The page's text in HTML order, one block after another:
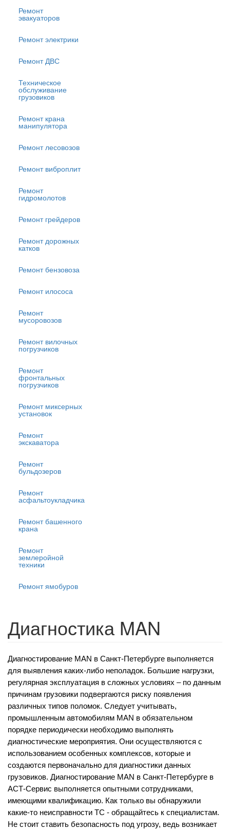
Ремонт
эвакуаторов
Ремонт электрики
Ремонт ДВС
Техническое
обслуживание
грузовиков
Ремонт крана
манипулятора
Ремонт лесовозов
Ремонт виброплит
Ремонт
гидромолотов
Ремонт грейдеров
Ремонт дорожных
катков
Ремонт бензовоза
Ремонт илососа
Ремонт
мусоровозов
Ремонт вилочных
погрузчиков
Ремонт
фронтальных
погрузчиков
Ремонт миксерных
установок
Ремонт
экскаватора
Ремонт
бульдозеров
Ремонт
асфальтоукладчика
Ремонт башенного
крана
Ремонт
землеройной
техники
Ремонт ямобуров
Диагностика MAN
Диагностирование MAN в Санкт-Петербурге выполняется
для выявления каких-либо неполадок. Большие нагрузки,
регулярная эксплуатация в сложных условиях – по данным
причинам грузовики подвергаются риску появления
различных типов поломок. Следует учитывать,
промышленным автомобилям MAN в обязательном
порядке периодически необходимо выполнять
диагностические мероприятия. Они осуществляются с
использованием особенных комплексов, которые и
создаются первоначально для диагностики данных
грузовиков. Диагностирование MAN в Санкт-Петербурге в
АСТ-Сервис выполняется опытными сотрудниками,
имеющими квалификацию. Как только вы обнаружили
какие-то неисправности ТС - обращайтесь к специалистам.
Не стоит ставить безопасность под угрозу, ведь возникает